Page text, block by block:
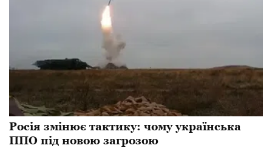
Росія змінює тактику: чому українська
ППО під новою загрозою